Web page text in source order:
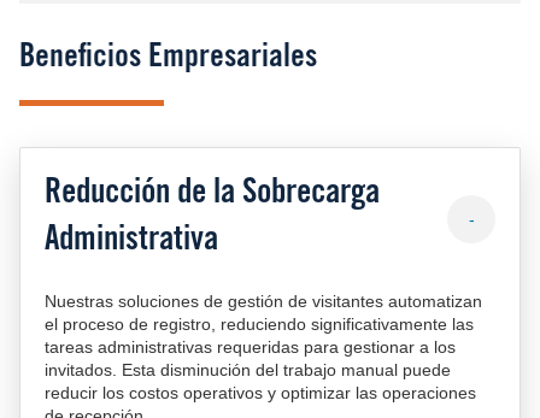
Beneficios Empresariales
Reducción de la Sobrecarga
Administrativa
-
Nuestras soluciones de gestión de visitantes automatizan
el proceso de registro, reduciendo significativamente las
tareas administrativas requeridas para gestionar a los
invitados. Esta disminución del trabajo manual puede
reducir los costos operativos y optimizar las operaciones